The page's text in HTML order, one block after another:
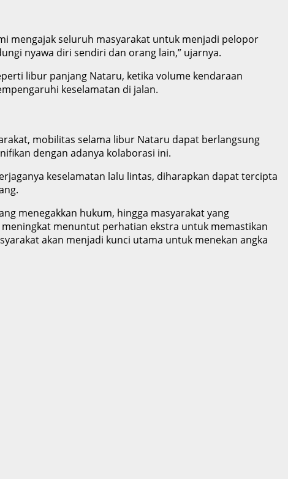
mengajak seluruh masyarakat untuk menjadi pelopor
nyawa diri sendiri dan orang lain,” ujarnya.
libur panjang Nataru, ketika volume kendaraan
keselamatan di jalan.
mobilitas selama libur Nataru dapat berlangsung
dengan adanya kolaborasi ini.
keselamatan lalu lintas, diharapkan dapat tercipta
menegakkan hukum, hingga masyarakat yang
menuntut perhatian ekstra untuk memastikan
akan menjadi kunci utama untuk menekan angka